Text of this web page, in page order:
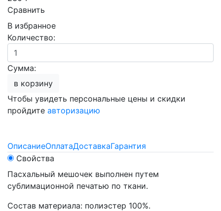
Сравнить
В избранное
Количество:
Сумма:
в корзину
Чтобы увидеть персональные цены и скидки
пройдите авторизацию
ОписаниеОплатаДоставкаГарантия
Свойства
Пасхальный мешочек выполнен путем
сублимационной печатью по ткани.
Состав материала: полиэстер 100%.